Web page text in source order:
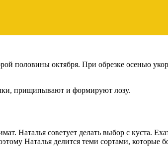
половины октября. При обрезке осенью
прищипывают и формируют лозу.
Наталья советует делать выбор с куста.
Наталья делится теми сортами, которые